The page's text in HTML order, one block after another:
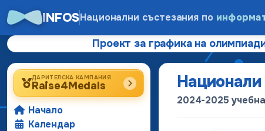
INFOSНационални състезания по
Проект за графика на
ДАРИТЕЛСКА КАМПАНИЯ
Raise4Medals
Начало
Календар
Национали
2024-2025